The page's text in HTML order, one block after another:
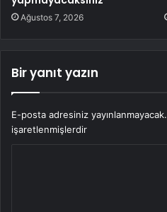
Ağustos 7, 2026
Bir yanıt yazın
E-posta adresiniz yayınlanmayacak.
işaretlenmişlerdir